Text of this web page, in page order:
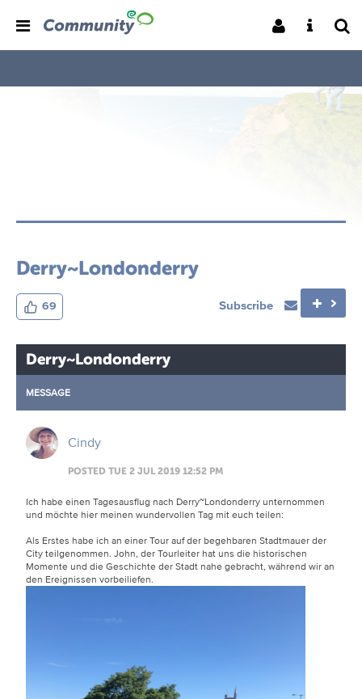
Derry~Londonderry
69 Subscribe
Derry~Londonderry
MESSAGE
Cindy
POSTED TUE 2 JUL 2019 12:52 PM
Ich habe einen Tagesausflug nach Derry~Londonderry unternommen
und möchte hier meinen wundervollen Tag mit euch teilen:
Als Erstes habe ich an einer Tour auf der begehbaren Stadtmauer der
City teilgenommen. John, der Tourleiter hat uns die historischen
Momente und die Geschichte der Stadt nahe gebracht, während wir an
den Ereignissen vorbeiliefen.